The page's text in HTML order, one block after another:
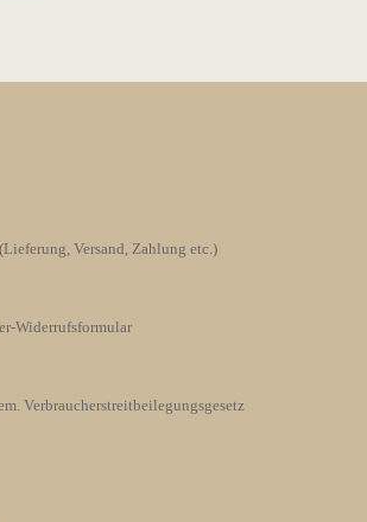
Versand, Zahlung etc.)
Widerrufsformular
Verbraucherstreitbeilegungsgesetz